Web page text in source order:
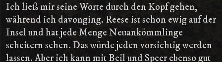
Ich ließ mir seine Worte durch den Kopf gehen,
während ich davonging. Reese ist schon ewig auf der
Insel und hat jede Menge Neuankömmlinge
scheitern sehen. Das würde jeden vorsichtig werden
lassen. Aber ich kann mit Beil und Speer ebenso gut